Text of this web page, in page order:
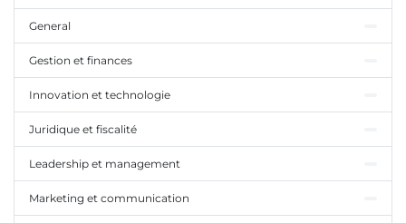
General
Gestion et finances
Innovation et technologie
Juridique et fiscalité
Leadership et management
Marketing et communication